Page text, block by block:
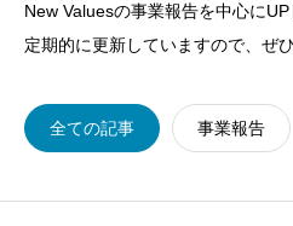
New Valuesの事業報告を中心にUP
定期的に更新していますので、ぜ
全ての記事 事業報告